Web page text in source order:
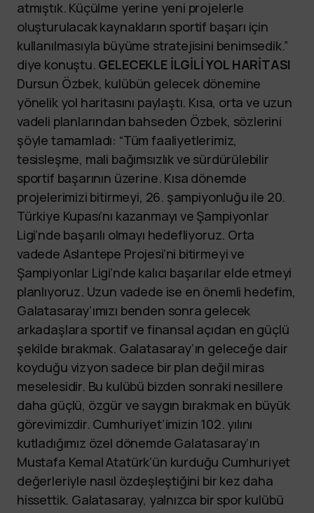
atmıştık. Küçülme yerine yeni projelerle
oluşturulacak kaynakların sportif başarı için
kullanılmasıyla büyüme stratejisini benimsedik.”
diye konuştu. GELECEKLE İLGİLİ YOL HARİTASI
Dursun Özbek, kulübün gelecek dönemine
yönelik yol haritasını paylaştı. Kısa, orta ve uzun
vadeli planlarından bahseden Özbek, sözlerini
şöyle tamamladı: “Tüm faaliyetlerimiz,
tesisleşme, mali bağımsızlık ve sürdürülebilir
sportif başarının üzerine. Kısa dönemde
projelerimizi bitirmeyi, 26. şampiyonluğu ile 20.
Türkiye Kupası’nı kazanmayı ve Şampiyonlar
Ligi’nde başarılı olmayı hedefliyoruz. Orta
vadede Aslantepe Projesi’ni bitirmeyi ve
Şampiyonlar Ligi’nde kalıcı başarılar elde etmeyi
planlıyoruz. Uzun vadede ise en önemli hedefim,
Galatasaray’ımızı benden sonra gelecek
arkadaşlara sportif ve finansal açıdan en güçlü
şekilde bırakmak. Galatasaray’ın geleceğe dair
koyduğu vizyon sadece bir plan değil miras
meselesidir. Bu kulübü bizden sonraki nesillere
daha güçlü, özgür ve saygın bırakmak en büyük
görevimizdir. Cumhuriyet’imizin 102. yılını
kutladığımız özel dönemde Galatasaray’ın
Mustafa Kemal Atatürk’ün kurduğu Cumhuriyet
değerleriyle nasıl özdeşleştiğini bir kez daha
hissettik. Galatasaray, yalnızca bir spor kulübü